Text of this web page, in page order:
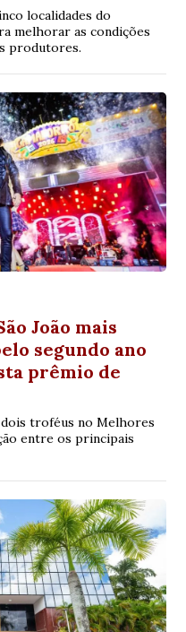
localidades do
melhorar as condições
produtores.
João mais
segundo ano
prêmio de
dois troféus no Melhores
entre os principais